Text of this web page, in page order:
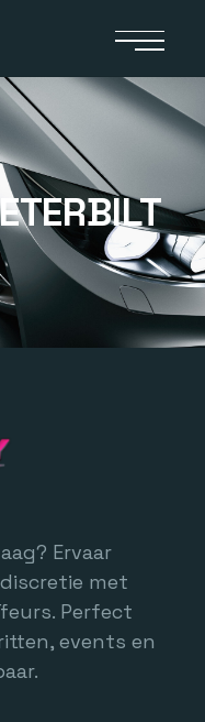
Ervaar
met
Perfect
events en